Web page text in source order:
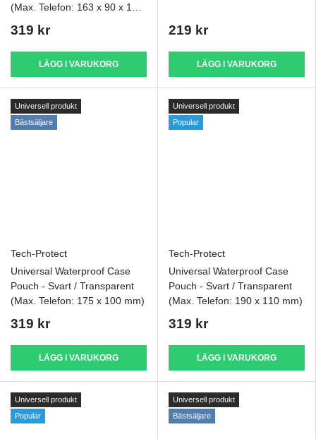
(Max. Telefon: 163 x 90 x 10
319 kr
LÄGG I VARUKORG
219 kr
LÄGG I VARUKORG
Universell produkt
Bästsäljare
Tech-Protect
Universal Waterproof Case
Pouch - Svart / Transparent
(Max. Telefon: 175 x 100 mm)
319 kr
LÄGG I VARUKORG
Universell produkt
Popular
Tech-Protect
Universal Waterproof Case
Pouch - Svart / Transparent
(Max. Telefon: 190 x 110 mm)
319 kr
LÄGG I VARUKORG
Universell produkt
Popular
Universell produkt
Bästsäljare